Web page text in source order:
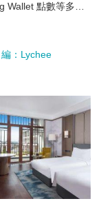
點數等多重
編：Lychee